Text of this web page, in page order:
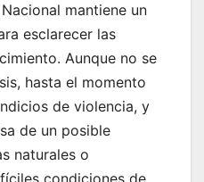
mantiene un
esclarecer las
Aunque no se
hasta el momento
de violencia, y
de un posible
naturales o